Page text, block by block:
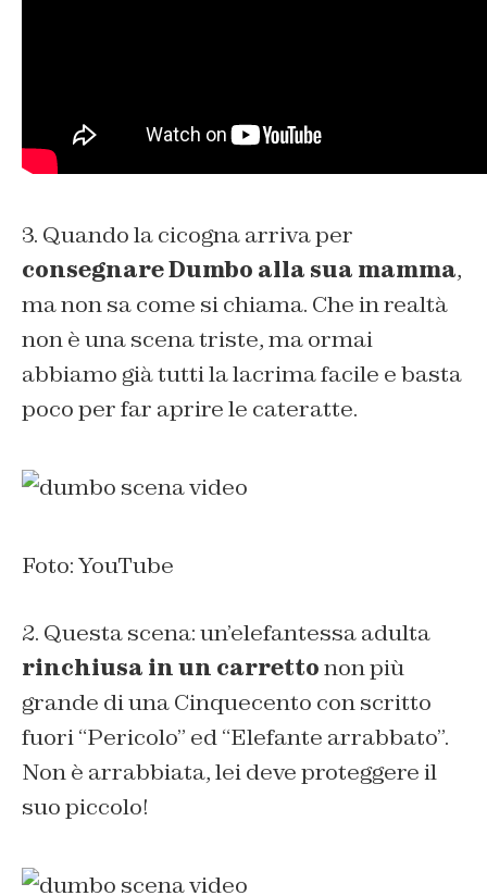
3. Quando la cicogna arriva per
consegnare Dumbo alla sua mamma,
ma non sa come si chiama. Che in realtà
non è una scena triste, ma ormai
abbiamo già tutti la lacrima facile e basta
poco per far aprire le cateratte.
Foto: YouTube
2. Questa scena: un’elefantessa adulta
rinchiusa in un carrettonon più
grande di una Cinquecento con scritto
fuori “Pericolo” ed “Elefante arrabbato”.
Non è arrabbiata, lei deve proteggere il
suo piccolo!